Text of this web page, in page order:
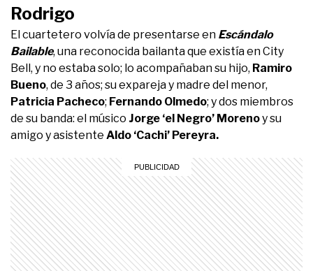
Rodrigo
El cuartetero volvía de presentarse en Escándalo
Bailable, una reconocida bailanta que existía en City
Bell, y no estaba solo; lo acompañaban su hijo, Ramiro
Bueno, de 3 años; su expareja y madre del menor,
Patricia Pacheco; Fernando Olmedo; y dos miembros
de su banda: el músico Jorge ‘el Negro’ Morenoy su
amigo y asistente Aldo ‘Cachi’ Pereyra.